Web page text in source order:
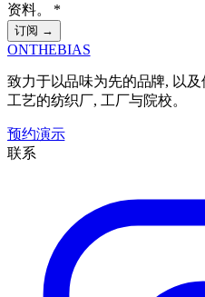
资料。
*
订阅 →
ONTHEBIAS
致力于以品味为先的品牌, 以
工艺的纺织厂, 工厂与院校。
预约演示
联系